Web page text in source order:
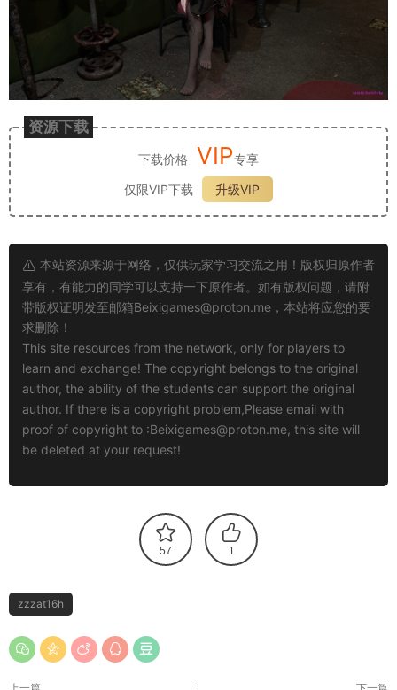
资源下载
下载价格 VIP专享
仅限VIP下载
升级VIP
本站资源来源于网络，仅供玩家学习交流之用！版权归原作者
享有，有能力的同学可以支持一下原作者。如有版权问题，请附
带版权证明发至邮箱Beixigames@proton.me ，本站将应您的要
求删除！
This site resources from the network, only for players to
learn and exchange! The copyright belongs to the original
author, the ability of the students can support the original
author. If there is a copyright problem,Please email with
proof of copyright to :Beixigames@proton.me, this site will
be deleted at your request!
57 1
zzzat16h